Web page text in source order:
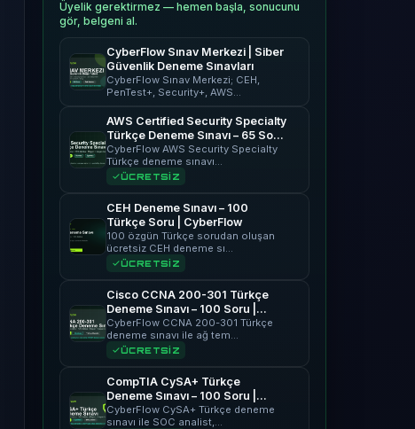
Üyelik gerektirmez — hemen başla, sonucunu
gör, belgeni al.
CyberFlow Sınav Merkezi | Siber
Güvenlik Deneme Sınavları
CyberFlow Sınav Merkezi; CEH,
PenTest+, Security+, AWS…
AWS Certified Security Specialty
Türkçe Deneme Sınavı – 65 Soru
| CyberFlow
CyberFlow AWS Security Specialty
Türkçe deneme sınavı…
ÜCRETSİZ
CEH Deneme Sınavı – 100
Türkçe Soru | CyberFlow
100 özgün Türkçe sorudan oluşan
ücretsiz CEH deneme sı…
ÜCRETSİZ
Cisco CCNA 200-301 Türkçe
Deneme Sınavı – 100 Soru |
CyberFlow
CyberFlow CCNA 200-301 Türkçe
deneme sınavı ile ağ tem…
ÜCRETSİZ
CompTIA CySA+ Türkçe
Deneme Sınavı – 100 Soru |
CyberFlow
CyberFlow CySA+ Türkçe deneme
sınavı ile SOC analist,…